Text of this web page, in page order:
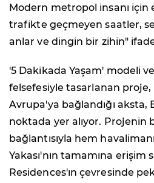
Modern metropol insanı için
trafikte geçmeyen saatler,
anlar ve dingin bir zihin"
'5 Dakikada Yaşam' modeli
felsefesiyle tasarlanan
Avrupa'ya bağlandığı aksta,
noktada yer alıyor. Projenin
bağlantısıyla hem
Yakası'nın tamamına erişim
Residences'ın çevresinde